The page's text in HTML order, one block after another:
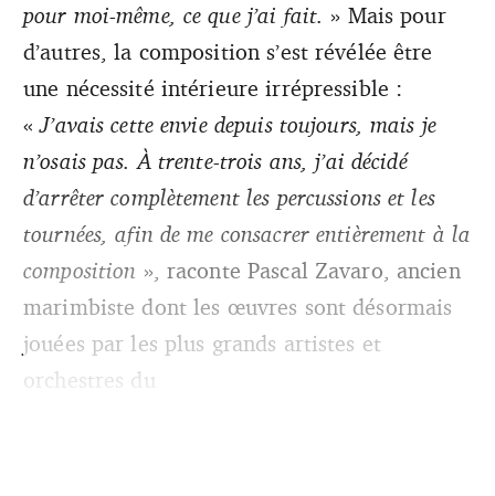
pour moi-même, ce que j’ai fait. » Mais pour
d’autres, la composition s’est révélée être
une nécessité intérieure irrépressible :
«J’avais cette envie depuis toujours, mais je
n’osais pas. À trente-trois ans, j’ai décidé
d’arrêter complètement les percussions et les
tournées, afin de me consacrer entièrement à la
composition », raconte Pascal Zavaro, ancien
marimbiste dont les œuvres sont désormais
jouées par les plus grands artistes et
orchestres du